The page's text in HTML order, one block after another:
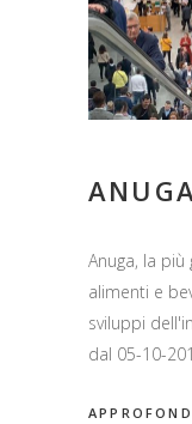
Anuga, la
alimenti e
sviluppi
dal 05-10-